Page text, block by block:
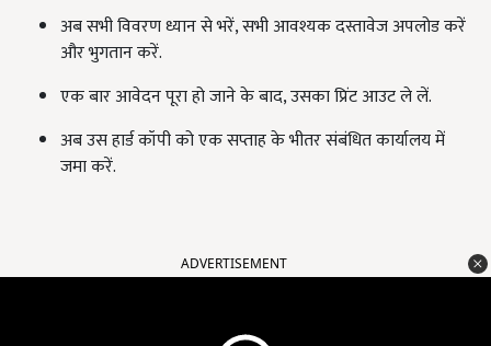
अब सभी विवरण ध्यान से भरें, सभी आवश्यक दस्तावेज अपलोड करें
और भुगतान करें.
एक बार आवेदन पूरा हो जाने के बाद, उसका प्रिंट आउट ले लें.
अब उस हार्ड कॉपी को एक सप्ताह के भीतर संबंधित कार्यालय में
जमा करें.
ADVERTISEMENT